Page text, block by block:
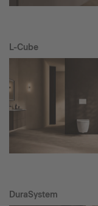
L-Cube
DuraSystem